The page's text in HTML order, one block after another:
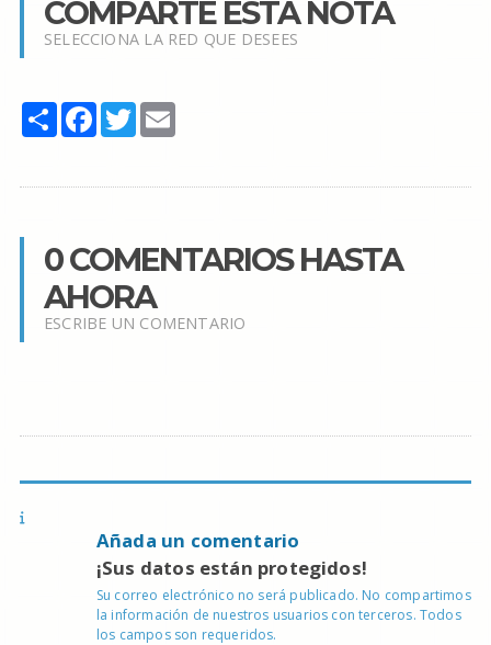
COMPARTE ESTA NOTA
SELECCIONA LA RED QUE DESEES
Share Facebook
TwitterEmail
0 COMENTARIOS HASTA
AHORA
ESCRIBE UN COMENTARIO
Añada un comentario
¡Sus datos están protegidos!
Su correo electrónico no será publicado. No compartimos
la información de nuestros usuarios con terceros. Todos
los campos son requeridos.